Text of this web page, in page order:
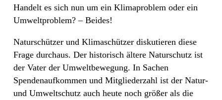
Handelt es sich nun um ein Klimaproblem oder ein
Umweltproblem? – Beides!
Naturschützer und Klimaschützer diskutieren diese
Frage durchaus. Der historisch ältere Naturschutz ist
der Vater der Umweltbewegung. In Sachen
Spendenaufkommen und Mitgliederzahl ist der Natur-
und Umweltschutz auch heute noch größer als die